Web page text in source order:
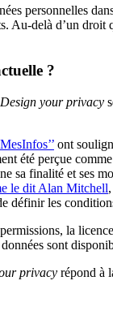
personnelles
Au-delà d’un droit
?
Design your privacy
ont
été perçue
sa finalité et ses
le dit Alan Mitchell
définir les
la licence
sont
privacy répond à